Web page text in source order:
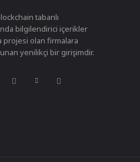
tabanlı
bilgilendirici içerikler
projesi olan firmalara
yenilikçi bir girişimdir.